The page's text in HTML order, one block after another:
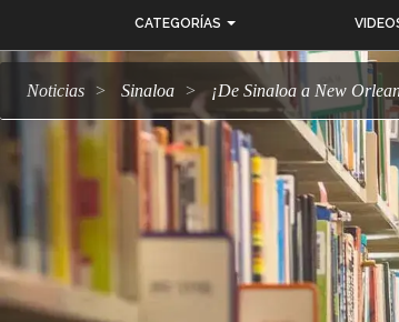
CATEGORÍAS
Noticias Sinaloa ¡De Sinaloa a New